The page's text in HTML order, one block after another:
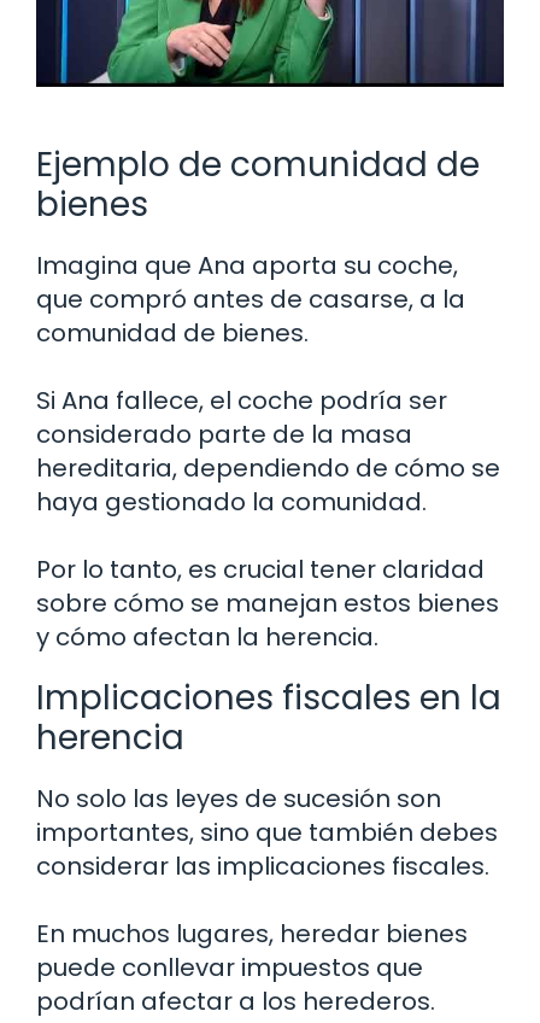
Ejemplo de comunidad de
bienes
Imagina que Ana aporta su coche,
que compró antes de casarse, a la
comunidad de bienes.
Si Ana fallece, el coche podría ser
considerado parte de la masa
hereditaria, dependiendo de cómo se
haya gestionado la comunidad.
Por lo tanto, es crucial tener claridad
sobre cómo se manejan estos bienes
y cómo afectan la herencia.
Implicaciones fiscales en la
herencia
No solo las leyes de sucesión son
importantes, sino que también debes
considerar las implicaciones fiscales.
En muchos lugares, heredar bienes
puede conllevar impuestos que
podrían afectar a los herederos.